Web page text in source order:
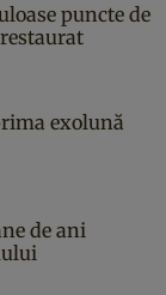
puncte de
exolună
de ani